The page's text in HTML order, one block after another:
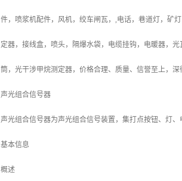
件，喷浆机配件，风机，绞车闸瓦，,电话，巷道灯，矿
定器，接线盒，喷头，隔爆水袋，电缆挂钩，电暖器，
筒，光干涉甲烷测定器，价格合理、质量、信誉至上，
声光组合信号器
声光组合信号器为声光组合信号装置，集打点按钮、灯、
基本信息
概述